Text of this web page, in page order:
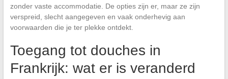
zonder vaste accommodatie. De opties zijn er, maar ze zijn
verspreid, slecht aangegeven en vaak onderhevig aan
voorwaarden die je ter plekke ontdekt.
Toegang tot douches in
Frankrijk: wat er is veranderd